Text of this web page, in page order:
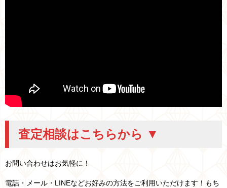
査定相談はこちらから ▼
お問い合わせはお気軽に！
電話・メール・LINEなどお好みの方法をご利用いただけます！もち